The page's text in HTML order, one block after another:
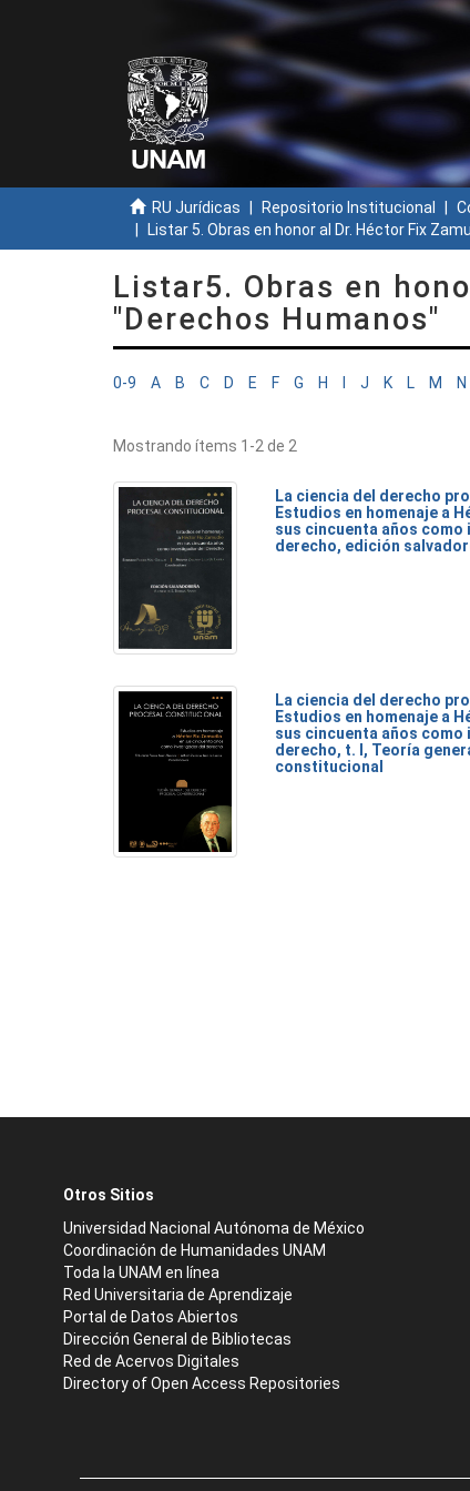
RU Jurídicas Repositorio Institucional
Listar 5. Obras en honor al Dr. Héctor Fix
Listar5. Obras en
"Derechos Humanos"
0-9 A B C D E F G H J K L M N
Mostrando ítems 1-2 de 2
La ciencia del derecho
Estudios en homenaje a
sus cincuenta años como
derecho, edición
La ciencia del derecho
Estudios en homenaje a
sus cincuenta años
derecho, t. I, Teoría
constitucional
Otros Sitios
Universidad Nacional Autónoma de México
Coordinación de Humanidades UNAM
Toda la UNAM en línea
Red Universitaria de Aprendizaje
Portal de Datos Abiertos
Dirección General de Bibliotecas
Red de Acervos Digitales
Directory of Open Access Repositories